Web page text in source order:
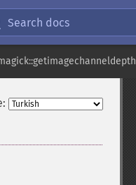
Search docs